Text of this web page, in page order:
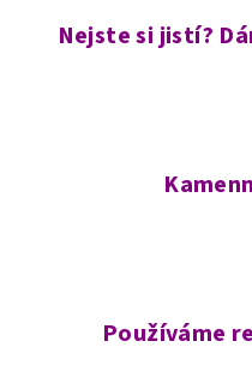
Nejste si jistí?
Používáme